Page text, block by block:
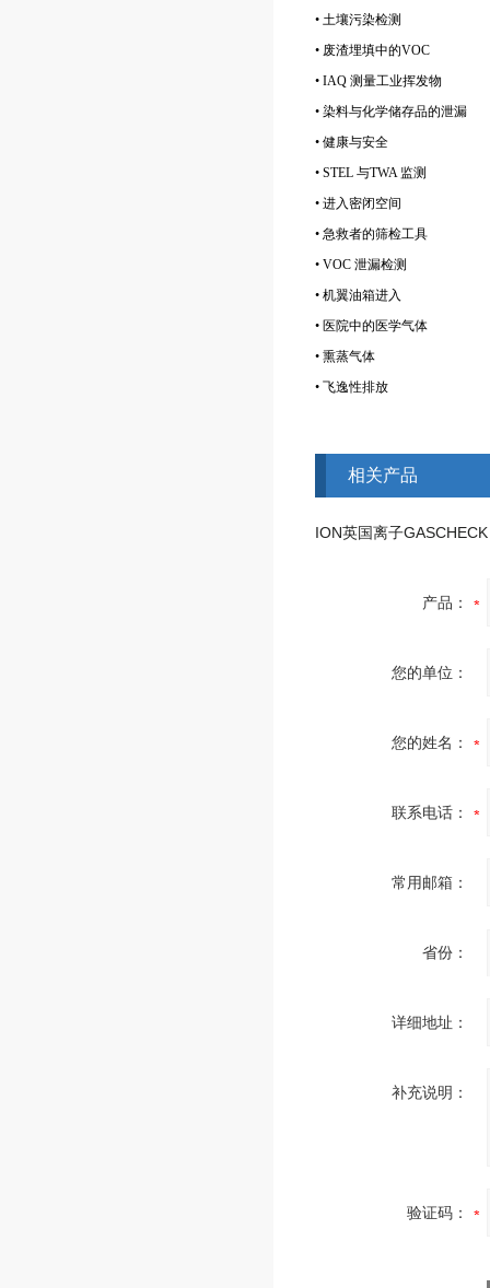
• 土壤污染检测
• 废渣埋填中的VOC
• IAQ 测量工业挥发物
• 染料与化学储存品的泄漏
• 健康与安全
• STEL 与TWA 监测
• 进入密闭空间
• 急救者的筛检工具
• VOC 泄漏检测
• 机翼油箱进入
• 医院中的医学气体
• 熏蒸气体
• 飞逸性排放
相关产品
产品：
您的单位：
您的姓名：
联系电话：
常用邮箱：
省份：
详细地址：
补充说明：
验证码：